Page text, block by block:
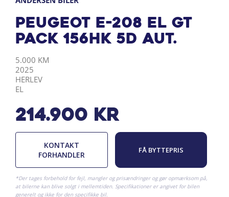
Peugeot e-208 EL GT
Pack 156HK 5d Aut.
KILOMETER
5.000 KM
ÅRGANG
2025
BY
HERLEV
DRIVMIDDEL
EL
214.900 kr
KONTAKT
FORHANDLER
FÅ BYTTEPRIS
*Der tages forbehold for fejl, mangler og prisændringer og gør opmærksom på,
at bilerne kan blive solgt i mellemtiden. Specifikationer er angivet for bilen
generelt og ikke for den specifikke bil.